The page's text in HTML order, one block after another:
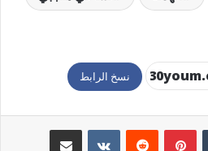
نسخ الرابط
بينتيريست مشاركة عبر البريد